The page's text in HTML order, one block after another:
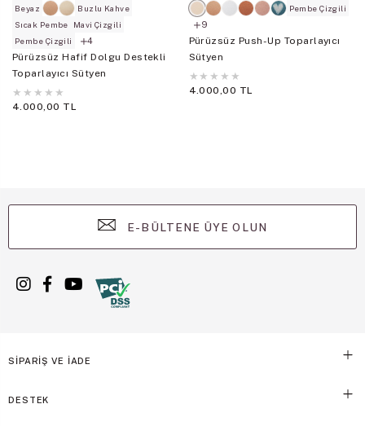
Beyaz
Buzlu Kahve
Sıcak Pembe
Mavi Çizgili
Pembe Çizgili
4
Pürüzsüz Hafif Dolgu Destekli
Toparlayıcı Sütyen
★ ★ ★ ★ ★
4.000,00 TL
Pembe Çizgili
9
Pürüzsüz Push-Up Toparlayıcı
Sütyen
★ ★ ★ ★ ★
4.000,00 TL
E-BÜLTENE ÜYE OLUN
SİPARİŞ VE İADE
DESTEK